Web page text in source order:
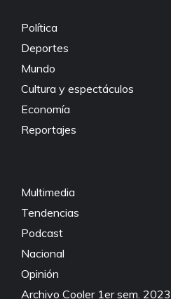
Política
Deportes
Mundo
Cultura y espectáculos
Economía
Reportajes
Multimedia
Tendencias
Podcast
Nacional
Opinión
Archivo Cooler 1er sem. 2023